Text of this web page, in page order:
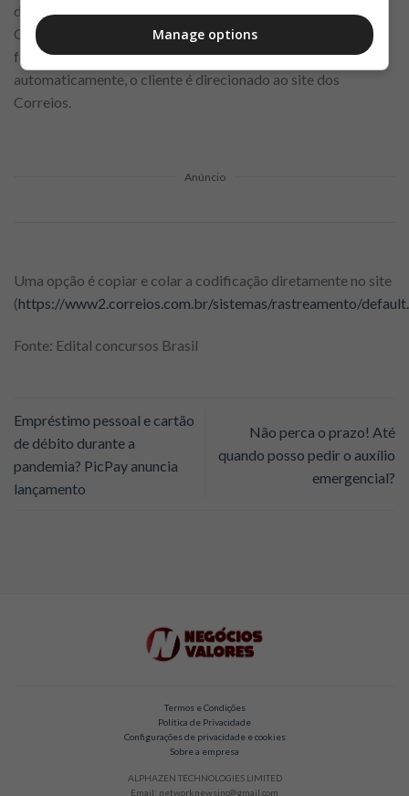
disso o cliente também tem a opção de rastreamento pelos
Correios, o código de rastreio é disponibilizado da mesma
forma. Para acompanhar, basta clicar no código que,
automaticamente, o cliente é direcionado ao site dos
Correios.
Anúncio
Uma opção é copiar e colar a codificação diretamente no site
(https://www2.correios.com.br/sistemas/rastreamento/
Fonte: Edital concursos Brasil
Empréstimo pessoal e cartão
de débito durante a
pandemia? PicPay anuncia
lançamento
Não perca o prazo! Até
quando posso pedir o auxílio
emergencial?
Termos e Condições
Política de Privacidade
Configurações de privacidade e cookies
Sobre a empresa
ALPHAZEN TECHNOLOGIES LIMITED
Email: networknewsinc@gmail.com
Manage options